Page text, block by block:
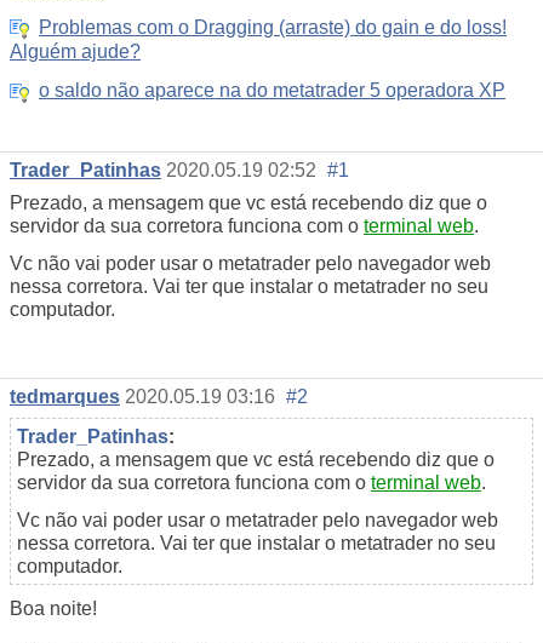
Problemas com o Dragging (arraste) do gain e do loss!
Alguém ajude?
o saldo não aparece na do metatrader 5 operadora XP
Trader_Patinhas 2020.05.19 02:52 #1
Prezado, a mensagem que vc está recebendo diz que o
servidor da sua corretora funciona com o terminal web.
Vc não vai poder usar o metatrader pelo navegador web
nessa corretora. Vai ter que instalar o metatrader no seu
computador.
tedmarques 2020.05.19 03:16 #2
Trader_Patinhas:
Prezado, a mensagem que vc está recebendo diz que o
servidor da sua corretora funciona com o terminal web.
Vc não vai poder usar o metatrader pelo navegador web
nessa corretora. Vai ter que instalar o metatrader no seu
computador.
Boa noite!